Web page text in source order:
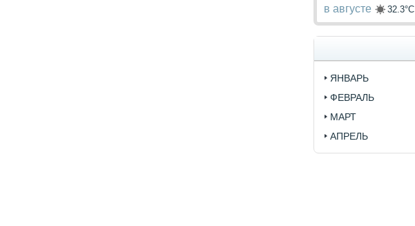
в августе
32.3°C
ЯНВАРЬ
ФЕВРАЛЬ
МАРТ
АПРЕЛЬ